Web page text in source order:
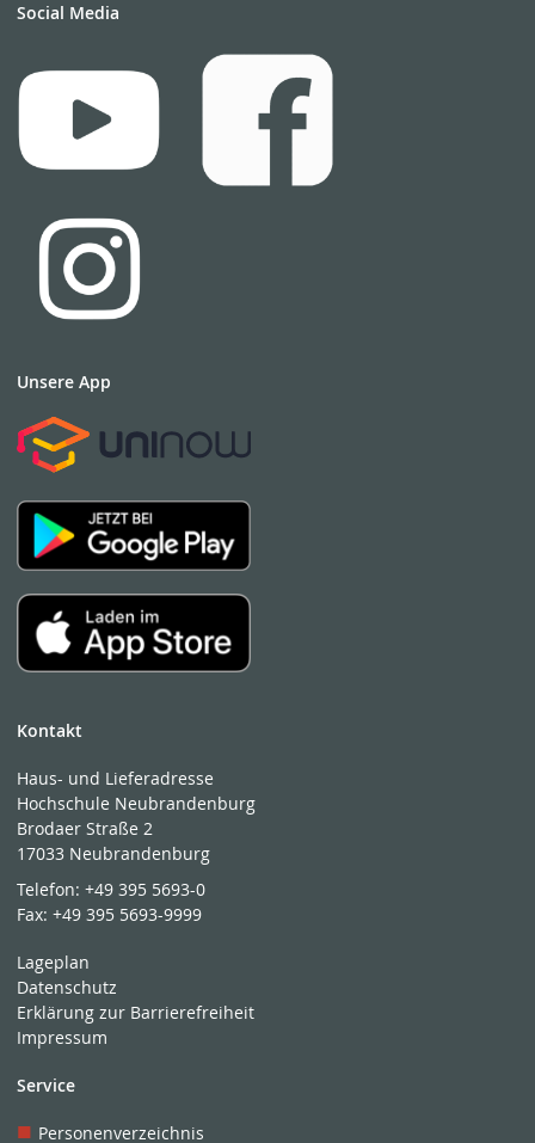
Social Media
Unsere App
Kontakt
Haus- und Lieferadresse
Hochschule Neubrandenburg
Brodaer Straße 2
17033 Neubrandenburg
Telefon:+49 395 5693-0
Fax:+49 395 5693-9999
Lageplan
Datenschutz
Erklärung zur Barrierefreiheit
Impressum
Service
Personenverzeichnis